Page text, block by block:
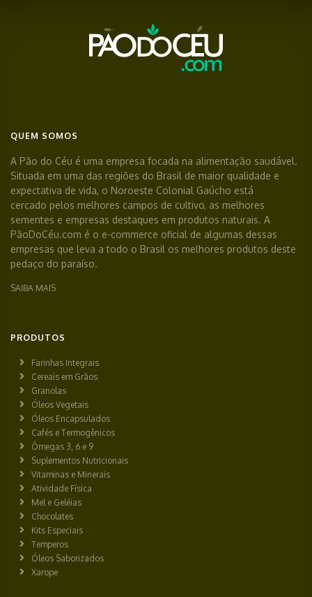
QUEM SOMOS
A Pão do Céu é uma empresa focada na alimentação saudável.
Situada em uma das regiões do Brasil de maior qualidade e
expectativa de vida, o Noroeste Colonial Gaúcho está
cercado pelos melhores campos de cultivo, as melhores
sementes e empresas destaques em produtos naturais. A
PãoDoCéu.com é o e-commerce oficial de algumas dessas
empresas que leva a todo o Brasil os melhores produtos deste
pedaço do paraíso.
SAIBA MAIS
PRODUTOS
Farinhas Integrais
Cereais em Grãos
Granolas
Óleos Vegetais
Óleos Encapsulados
Cafés e Termogênicos
Ômegas 3, 6 e 9
Suplementos Nutricionais
Vitaminas e Minerais
Atividade Física
Mel e Geléias
Chocolates
Kits Especiais
Temperos
Óleos Saborizados
Xarope